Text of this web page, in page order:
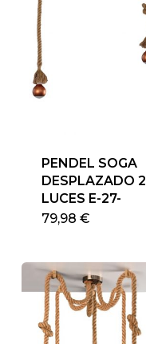
PENDEL SOGA
DESPLAZADO 2
LUCES E-27-
79,98 €